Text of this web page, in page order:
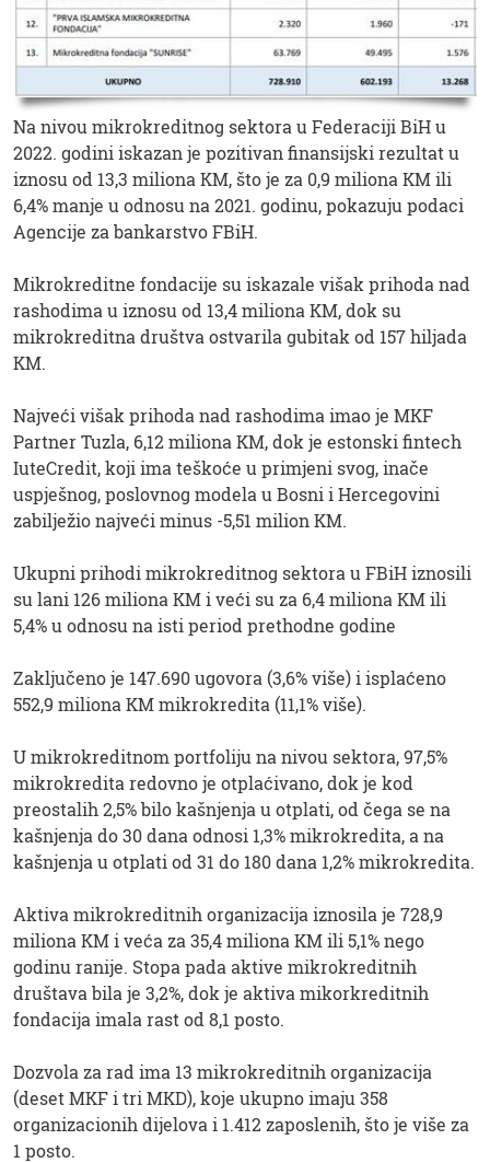
Na nivou mikrokreditnog sektora u Federaciji BiH u
2022. godini iskazan je pozitivan finansijski rezultat u
iznosu od 13,3 miliona KM, što je za 0,9 miliona KM ili
6,4% manje u odnosu na 2021. godinu, pokazuju podaci
Agencije za bankarstvo FBiH.
Mikrokreditne fondacije su iskazale višak prihoda nad
rashodima u iznosu od 13,4 miliona KM, dok su
mikrokreditna društva ostvarila gubitak od 157 hiljada
KM.
Najveći višak prihoda nad rashodima imao je MKF
Partner Tuzla, 6,12 miliona KM, dok je estonski fintech
IuteCredit, koji ima teškoće u primjeni svog, inače
uspješnog, poslovnog modela u Bosni i Hercegovini
zabilježio najveći minus -5,51 milion KM.
Ukupni prihodi mikrokreditnog sektora u FBiH iznosili
su lani 126 miliona KM i veći su za 6,4 miliona KM ili
5,4% u odnosu na isti period prethodne godine
Zaključeno je 147.690 ugovora (3,6% više) i isplaćeno
552,9 miliona KM mikrokredita (11,1% više).
U mikrokreditnom portfoliju na nivou sektora, 97,5%
mikrokredita redovno je otplaćivano, dok je kod
preostalih 2,5% bilo kašnjenja u otplati, od čega se na
kašnjenja do 30 dana odnosi 1,3% mikrokredita, a na
kašnjenja u otplati od 31 do 180 dana 1,2% mikrokredita.
Aktiva mikrokreditnih organizacija iznosila je 728,9
miliona KM i veća za 35,4 miliona KM ili 5,1% nego
godinu ranije. Stopa pada aktive mikrokreditnih
društava bila je 3,2%, dok je aktiva mikorkreditnih
fondacija imala rast od 8,1 posto.
Dozvola za rad ima 13 mikrokreditnih organizacija
(deset MKF i tri MKD), koje ukupno imaju 358
organizacionih dijelova i 1.412 zaposlenih, što je više za
1 posto.